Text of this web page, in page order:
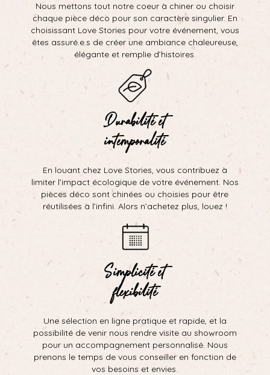
Nous mettons tout notre coeur à chiner ou choisir
chaque pièce déco pour son caractère singulier. En
choisissant Love Stories pour votre événement, vous
êtes assuré.e.s de créer une ambiance chaleureuse,
élégante et remplie d’histoires.
Durabilité et
intemporalité
En louant chez Love Stories, vous contribuez à
limiter l’impact écologique de votre événement. Nos
pièces déco sont chinées ou choisies pour être
réutilisées à l’infini. Alors n’achetez plus, louez !
Simplicité et
flexibilité
Une sélection en ligne pratique et rapide, et la
possibilité de venir nous rendre visite au showroom
pour un accompagnement personnalisé. Nous
prenons le temps de vous conseiller en fonction de
vos besoins et envies.